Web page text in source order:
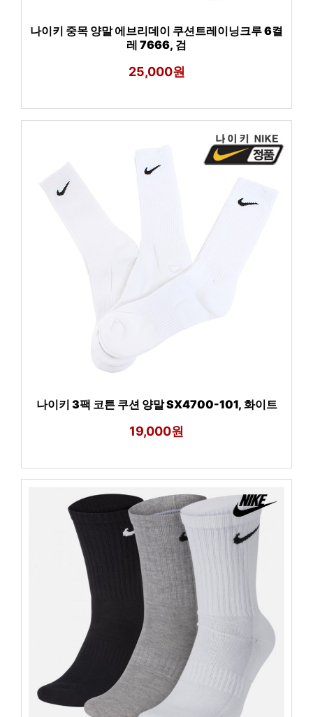
나이키 중목 양말 에브리데이 쿠션트레이닝크루 6켤
레 7666, 검
25,000원
나이키 3팩 코튼 쿠션 양말 SX4700-101, 화이트
19,000원